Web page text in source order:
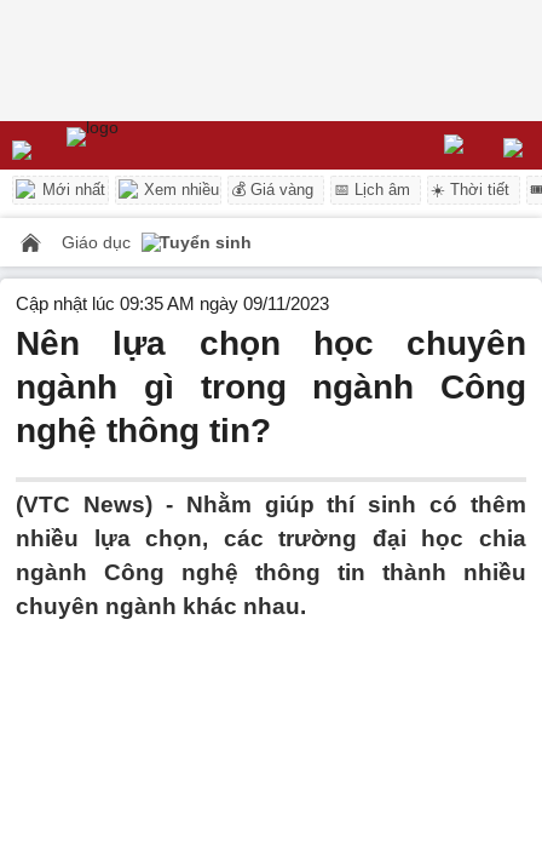
Mới nhất Xem nhiều 💰 Giá vàng 📅 Lịch âm ☀️ Thời tiết
Giáo dục Tuyển sinh
Cập nhật lúc 09:35 AM ngày 09/11/2023
Nên lựa chọn học chuyên
ngành gì trong ngành Công
nghệ thông tin?
(VTC News) - Nhằm giúp thí sinh có thêm
nhiều lựa chọn, các trường đại học chia
ngành Công nghệ thông tin thành nhiều
chuyên ngành khác nhau.